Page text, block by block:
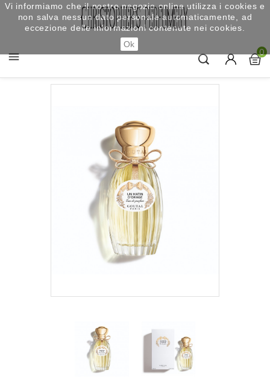
 0
Vi informiamo che il nostro negozio online utilizza i cookies e
non salva nessun dato personale automaticamente, ad
eccezione delle informazioni contenute nei cookies.
Ok